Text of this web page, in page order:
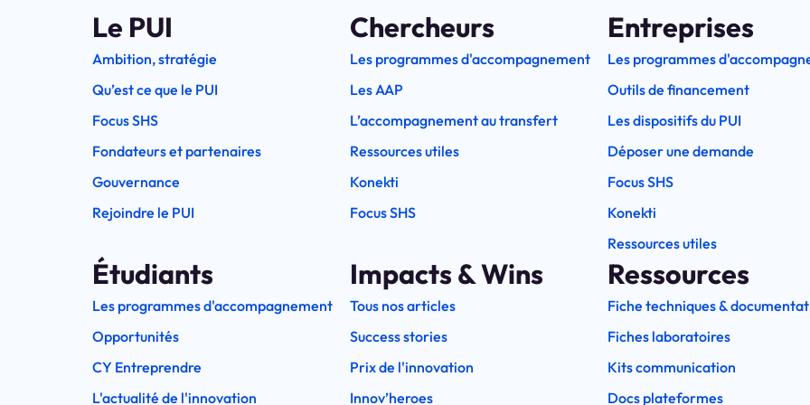
Le PUI
Ambition, stratégie
Qu’est ce que le PUI
Focus SHS
Fondateurs et partenaires
Gouvernance
Rejoindre le PUI
Chercheurs
Les programmes d'accompagnement
Les AAP
L’accompagnement au transfert
Ressources utiles
Konekti
Focus SHS
Entreprises
Les programmes
Outils de financement
Les dispositifs du PUI
Déposer une demande
Focus SHS
Konekti
Ressources utiles
Étudiants
Les programmes d'accompagnement
Opportunités
CY Entreprendre
L'actualité de l'innovation
Impacts & Wins
Tous nos articles
Success stories
Prix de l'innovation
Innov’heroes
Ressources
Fiche techniques &
Fiches laboratoires
Kits communication
Docs plateformes